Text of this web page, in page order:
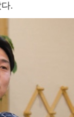
.